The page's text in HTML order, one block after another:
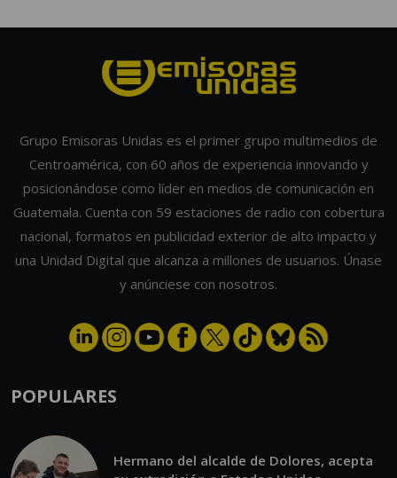
Grupo Emisoras Unidas es el primer grupo multimedios de
Centroamérica, con 60 años de experiencia innovando y
posicionándose como líder en medios de comunicación en
Guatemala. Cuenta con 59 estaciones de radio con cobertura
nacional, formatos en publicidad exterior de alto impacto y
una Unidad Digital que alcanza a millones de usuarios. Únase
y anúnciese con nosotros.
POPULARES
Hermano del alcalde de Dolores, acepta